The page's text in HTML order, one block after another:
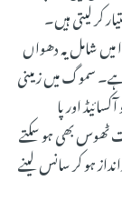
کر لیتی ہیں۔
میں شامل یہ دھواں
سموگ میں ز مینی
اورپا
ٹھوس بھی ہو سکتے
ہو کر سانس لینے